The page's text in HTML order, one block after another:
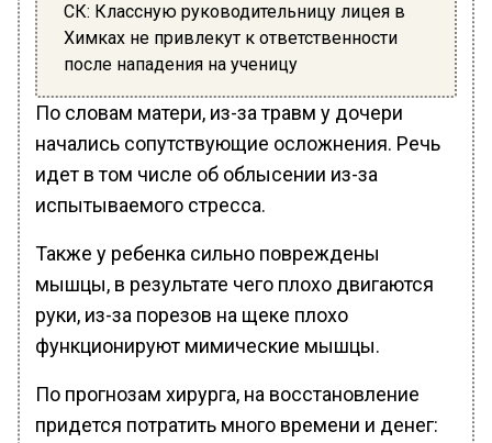
СК: Классную руководительницу лицея в
Химках не привлекут к ответственности
после нападения на ученицу
По словам матери, из-за травм у дочери
начались сопутствующие осложнения. Речь
идет в том числе об облысении из-за
испытываемого стресса.
Также у ребенка сильно повреждены
мышцы, в результате чего плохо двигаются
руки, из-за порезов на щеке плохо
функционируют мимические мышцы.
По прогнозам хирурга, на восстановление
придется потратить много времени и денег: